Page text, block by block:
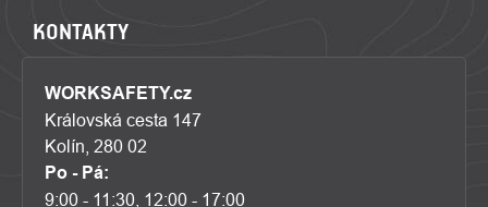
KONTAKTY
WORKSAFETY.cz
Královská cesta 147
Kolín, 280 02
Po - Pá:
9:00 - 11:30, 12:00 - 17:00